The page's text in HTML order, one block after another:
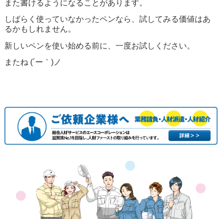
また書けるようになることがあります。
しばらく使っていなかったペンなら、試してみる価値はあ
るかもしれません。
新しいペンを使い始める前に、一度お試しください。
またね (´ー｀)ノ